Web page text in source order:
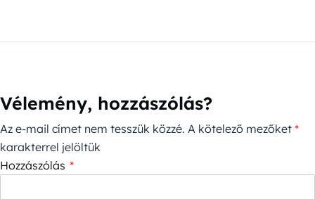
Vélemény, hozzászólás?
Az e-mail címet nem tesszük közzé. A kötelező mezőket *
karakterrel jelöltük
Hozzászólás *